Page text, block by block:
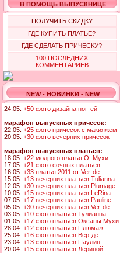
В ПОМОЩЬ ВЫПУСКНИЦЕ
ПОЛУЧИТЬ СКИДКУ
ГДЕ КУПИТЬ ПЛАТЬЕ?
ГДЕ СДЕЛАТЬ ПРИЧЕСКУ?
100 ПОСЛЕДНИХ
КОММЕНТАРИЕВ
NEW - НОВИНКИ - NEW
24.05. +50 фото дизайна ногтей
марафон выпускных причесок:
22.05. +25 фото причесок с макияжем
20.05. +30 фото вечерних причесок
марафон выпускных платьев:
18.05. +22 модного платья О. Мухи
17.05. +21 фото сочных платьев
16.05. +33 платья 2011 от Ver-de
15.05. +13 вечерних платьев Tulianna
12.05. +30 вечерних платьев Plumage
10.05. +15 вечерних платьев LeRina
07.05. +17 вечерних платьев Pauline
05.05. +30 вечерних платьев Ver-de
03.05. +10 фото платьев Тулианна
01.05. +17 фото платьев Оксаны Мухи
28.04. +12 фото платьев Плюмаж
25.04. +16 фото платьев Вер-де
23.04. +13 фото платьев Паулин
20.04. +15 фото платьев Лериной